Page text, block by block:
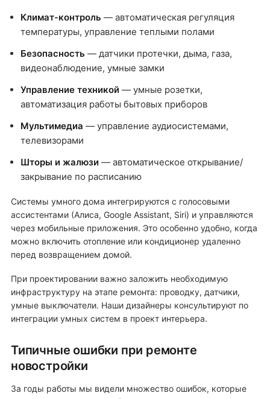
Климат-контроль — автоматическая регуляция
температуры, управление теплыми полами
Безопасность — датчики протечки, дыма, газа,
видеонаблюдение, умные замки
Управление техникой — умные розетки,
автоматизация работы бытовых приборов
Мультимедиа — управление аудиосистемами,
телевизорами
Шторы и жалюзи — автоматическое открывание/
закрывание по расписанию
Системы умного дома интегрируются с голосовыми
ассистентами (Алиса, Google Assistant, Siri) и управляются
через мобильные приложения. Это особенно удобно, когда
можно включить отопление или кондиционер удаленно
перед возвращением домой.
При проектировании важно заложить необходимую
инфраструктуру на этапе ремонта: проводку, датчики,
умные выключатели. Наши дизайнеры консультируют по
интеграции умных систем в проект интерьера.
Типичные ошибки при ремонте
новостройки
За годы работы мы видели множество ошибок, которые